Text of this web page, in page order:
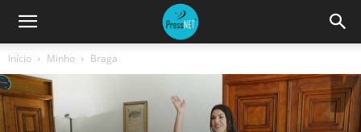
Início Minho Braga